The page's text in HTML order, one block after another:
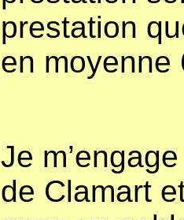
prestation
en moyenne
Je
de Clamart